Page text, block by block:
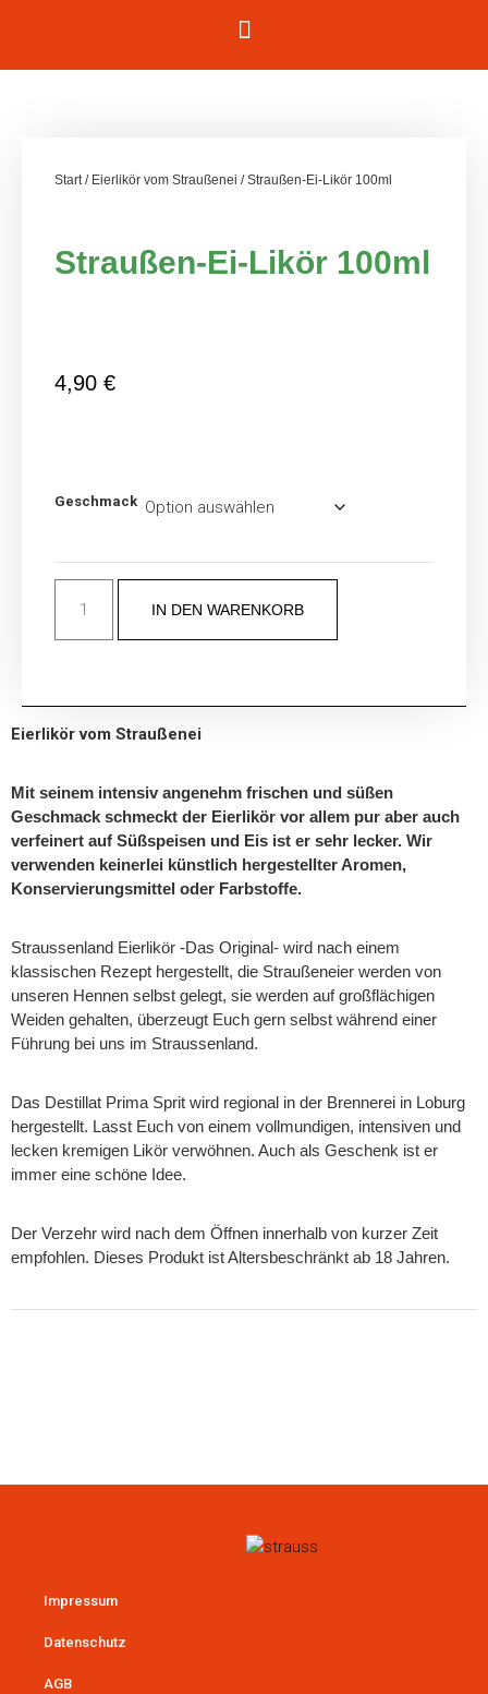
Start/ Eierlikör vom Straußenei / Straußen-Ei-Likör 100ml
Straußen-Ei-Likör 100ml
4,90 €
Geschmack
IN DEN WARENKORB
Eierlikör vom Straußenei
Mit seinem intensiv angenehm frischen und süßen
Geschmack schmeckt der Eierlikör vor allem pur aber auch
verfeinert auf Süßspeisen und Eis ist er sehr lecker. Wir
verwenden keinerlei künstlich hergestellter Aromen,
Konservierungsmittel oder Farbstoffe.
Straussenland Eierlikör -Das Original- wird nach einem
klassischen Rezept hergestellt, die Straußeneier werden von
unseren Hennen selbst gelegt, sie werden auf großflächigen
Weiden gehalten, überzeugt Euch gern selbst während einer
Führung bei uns im Straussenland.
Das Destillat Prima Sprit wird regional in der Brennerei in Loburg
hergestellt. Lasst Euch von einem vollmundigen, intensiven und
lecken kremigen Likör verwöhnen. Auch als Geschenk ist er
immer eine schöne Idee.
Der Verzehr wird nach dem Öffnen innerhalb von kurzer Zeit
empfohlen. Dieses Produkt ist Altersbeschränkt ab 18 Jahren.
Impressum
Datenschutz
AGB